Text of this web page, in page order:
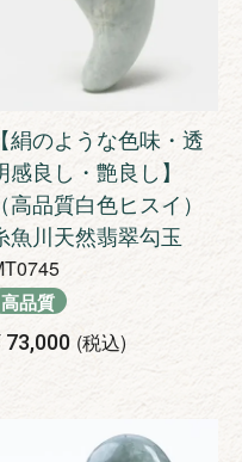
【絹のような色味・透
感良し・艶良し】
（高品質白色ヒスイ）
魚川天然翡翠勾玉
高品質
73,000 税込